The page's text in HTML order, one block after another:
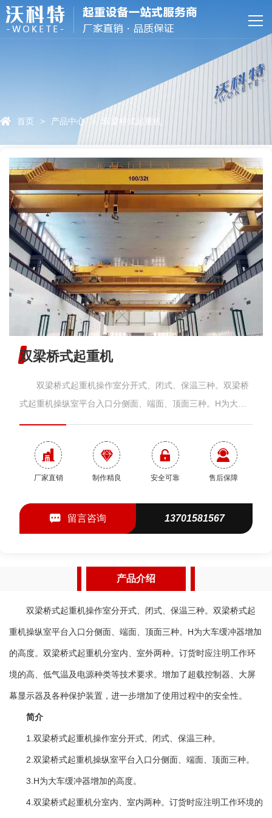
网站首页
新闻资讯
联系我们
首页 > 产品中心 > 双梁桥式起重机
双梁桥式起重机
双梁桥式起重机操作室分开式、闭式、保温三种。双梁桥
式起重机操纵室平台入口分侧面、端面、顶面三种。H为大车
时应注明工作环境的高、低气温及电源种类等技术要求。增加
了超载控制器、大屏幕显示器及各种保护装置，进一步增加了
使用过程中的安全性。 简介 1.双梁桥式起重机操作室
入口分侧面、端面、顶面三种。 3.H为大车缓冲器增加的
高度。 4.双梁桥式起重机分室内、室内两种。订货时应注
了超载控制器、大屏幕显示器及各种保护装置，进一步增加了
使用过程中的安全性。 6.双梁桥式起重机一般都采用的空
中操作方式，他与其他的地操起重机有所不同。空操就是在起
车运行机构、小车、电器设备等组成。根据使用频繁程度不
同，分为A5、A6、A7三种工作级别。吊钩桥式起重机动作操
纵全部在司机内完成。双梁桥式起重机主要参数： 1.起重
量：5～10吨，16/3.2～50/10吨，75/20～100/20吨，100/32
厂家直销 制作精良 安全可靠 售后保障
留言咨询 13701581567
产品介绍
双梁桥式起重机操作室分开式、闭式、保温三种。双梁桥式起
重机操纵室平台入口分侧面、端面、顶面三种。H为大车缓冲器增加
的高度。双梁桥式起重机分室内、室外两种。订货时应注明工作环
境的高、低气温及电源种类等技术要求。增加了超载控制器、大屏
幕显示器及各种保护装置，进一步增加了使用过程中的安全性。
简介
1.双梁桥式起重机操作室分开式、闭式、保温三种。
2.双梁桥式起重机操纵室平台入口分侧面、端面、顶面三种。
3.H为大车缓冲器增加的高度。
4.双梁桥式起重机分室内、室内两种。订货时应注明工作环境的